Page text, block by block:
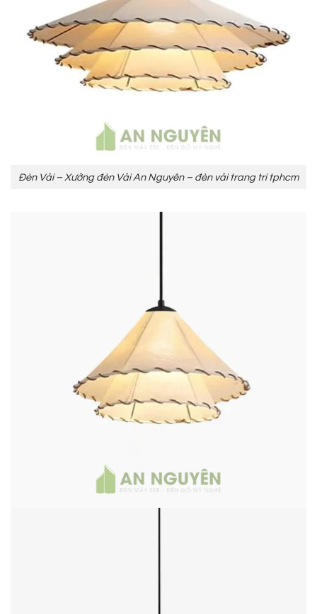
Đèn Vải – Xưởng đèn Vải An Nguyên – đèn vải trang trí tphcm